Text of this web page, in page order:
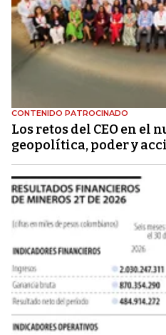
CONTENIDO PATROCINADO
Los retos del CEO en el
geopolítica, poder y